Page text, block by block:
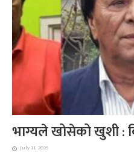
भाग्यले खोसेको खुशी :
July 31, 2026